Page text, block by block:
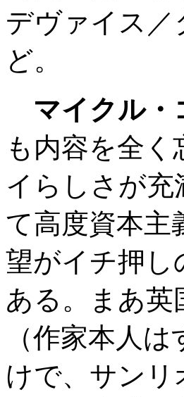
デヴァイス
ど。
マイクル・
も内容を全
イらしさが
て高度資本主
望がイチ押し
ある。まあ英
（作家本人
けで、サンリ